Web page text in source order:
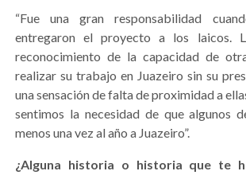
“Fue una gran responsabilidad
entregaron el proyecto a los laicos.
reconocimiento de la capacidad de
realizar su trabajo en Juazeiro sin su
una sensación de falta de proximidad a
sentimos la necesidad de que algunos
menos una vez al año a Juazeiro”.
¿Alguna historia o historia que te